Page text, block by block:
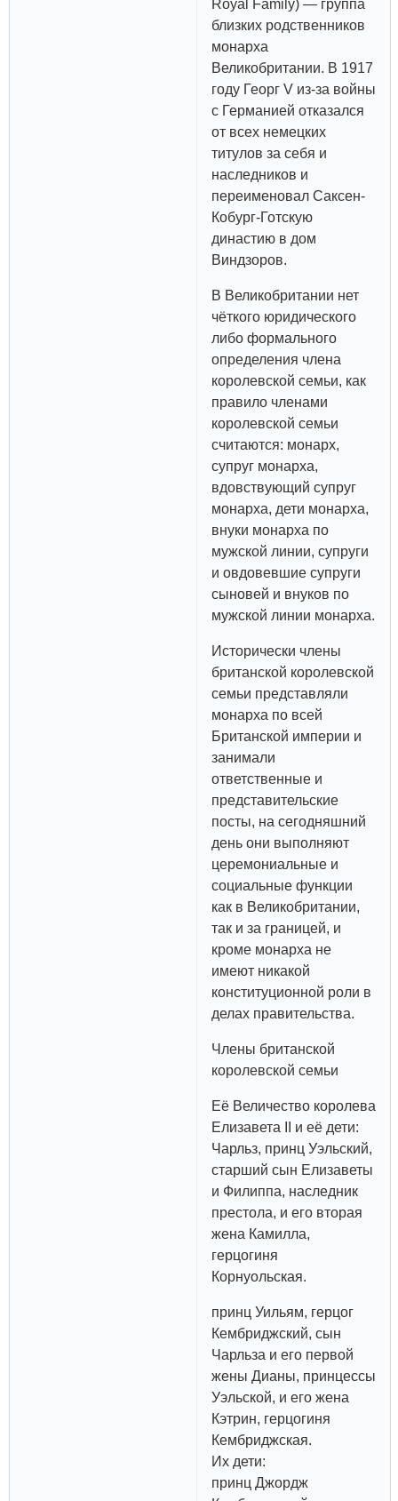
Royal Family) — группа
близких родственников
монарха
Великобритании. В 1917
году Георг V из-за войны
с Германией отказался
от всех немецких
титулов за себя и
наследников и
переименовал Саксен-
Кобург-Готскую
династию в дом
Виндзоров.
В Великобритании нет
чёткого юридического
либо формального
определения члена
королевской семьи, как
правило членами
королевской семьи
считаются: монарх,
супруг монарха,
вдовствующий супруг
монарха, дети монарха,
внуки монарха по
мужской линии, супруги
и овдовевшие супруги
сыновей и внуков по
мужской линии монарха.
Исторически члены
британской королевской
семьи представляли
монарха по всей
Британской империи и
занимали
ответственные и
представительские
посты, на сегодняшний
день они выполняют
церемониальные и
социальные функции
как в Великобритании,
так и за границей, и
кроме монарха не
имеют никакой
конституционной роли в
делах правительства.
Члены британской
королевской семьи
Её Величество королева
Елизавета II и её дети:
Чарльз, принц Уэльский,
старший сын Елизаветы
и Филиппа, наследник
престола, и его вторая
жена Камилла,
герцогиня
Корнуольская.
принц Уильям, герцог
Кембриджский, сын
Чарльза и его первой
жены Дианы, принцессы
Уэльской, и его жена
Кэтрин, герцогиня
Кембриджская.
Их дети:
принц Джордж